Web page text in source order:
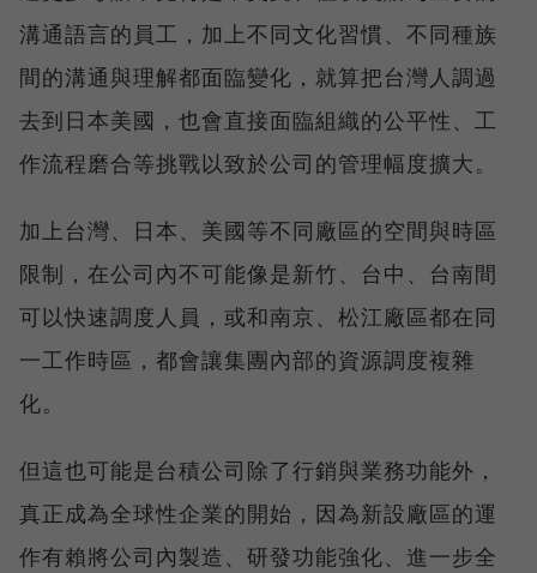
溝通語言的員工，加上不同文化習慣、不同種族
間的溝通與理解都面臨變化，就算把台灣人調過
去到日本美國，也會直接面臨組織的公平性、工
作流程磨合等挑戰以致於公司的管理幅度擴大。
加上台灣、日本、美國等不同廠區的空間與時區
限制，在公司內不可能像是新竹、台中、台南間
可以快速調度人員，或和南京、松江廠區都在同
一工作時區，都會讓集團內部的資源調度複雜
化。
但這也可能是台積公司除了行銷與業務功能外，
真正成為全球性企業的開始，因為新設廠區的運
作有賴將公司內製造、研發功能強化、進一步全